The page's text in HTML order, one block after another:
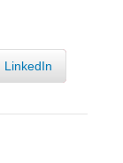
LinkedIn